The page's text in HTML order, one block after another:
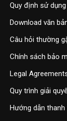
Quy định sử
Download văn
Câu hỏi thường
Chính sách bảo
Legal
Quy trình giải
Hướng dẫn thanh